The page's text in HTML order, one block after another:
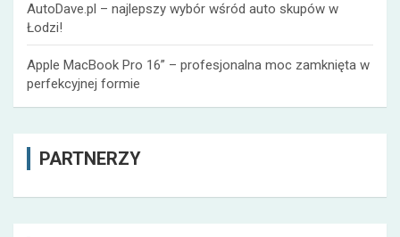
AutoDave.pl – najlepszy wybór wśród auto skupów w
Łodzi!
Apple MacBook Pro 16” – profesjonalna moc zamknięta w
perfekcyjnej formie
PARTNERZY